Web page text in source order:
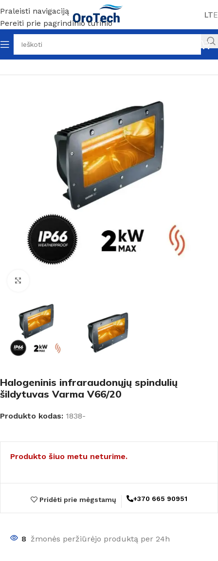
Praleisti navigaciją
Pereiti prie pagrindinio turinio
LT
Pradžia Be kategorijos
Halogeninis infraraudonųjų spindulių
šildytuvas Varma V66/20
Produkto kodas: 1838-
Produkto šiuo metu neturime.
Pridėti prie mėgstamų +370 665 90951
8 žmonės peržiūrėjo produktą per 24h